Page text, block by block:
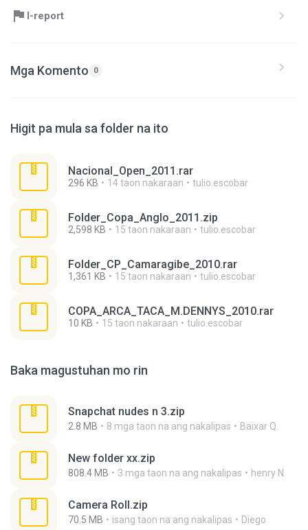
I-report
Mga Komento 0
Higit pa mula sa folder na ito
Nacional_Open_2011.rar
296 KB 14 taon nakaraan tulio.escobar
Folder_Copa_Anglo_2011.zip
2,598 KB 15 taon nakaraan tulio.escobar
Folder_CP_Camaragibe_2010.rar
1,361 KB 15 taon nakaraan tulio.escobar
COPA_ARCA_TACA_M.DENNYS_2010.rar
10 KB 15 taon nakaraan tulio.escobar
Baka magustuhan mo rin
Snapchat nudes n 3.zip
2.8 MB 8 mga taon na ang nakalipas Baixar Q.
New folder xx.zip
808.4 MB 3 mga taon na ang nakalipas henry N.
Camera Roll.zip
70.5 MB isang taon na ang nakalipas Diego